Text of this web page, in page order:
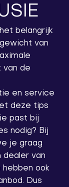
belangrijk
van
van de
en service
deze tips
past bij
nodig? Bij
je graag
dealer van
ook
Dus